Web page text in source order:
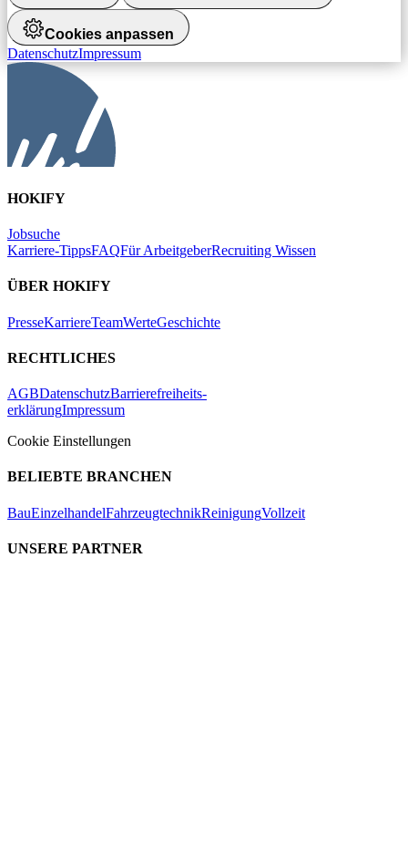
Cookies anpassen
DatenschutzImpressum
HOKIFY
Jobsuche
Karriere-TippsFAQFür ArbeitgeberRecruiting Wissen
ÜBER HOKIFY
PresseKarriereTeamWerteGeschichte
RECHTLICHES
AGBDatenschutzBarrierefreiheits-
erklärungImpressum
Cookie Einstellungen
BELIEBTE BRANCHEN
BauEinzelhandelFahrzeugtechnikReinigungVollzeit
UNSERE PARTNER